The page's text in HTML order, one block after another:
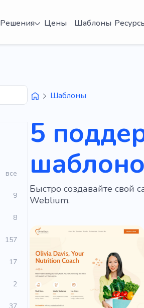
Решения Цены Шаблоны
все
9
8
157
17
2
37
Шаблоны
5
Быстро создавайте
Weblium.